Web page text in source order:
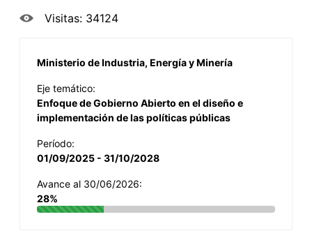
Visitas: 34124
Ministerio de Industria, Energía y Minería
Eje temático:
Enfoque de Gobierno Abierto en el diseño e
implementación de las políticas públicas
Período:
01/09/2025 - 31/10/2028
Avance al 30/06/2026:
28%